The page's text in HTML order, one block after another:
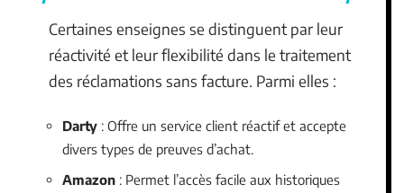
Certaines enseignes se distinguent par leur
réactivité et leur flexibilité dans le traitement
des réclamations sans facture. Parmi elles :
Darty : Offre un service client réactif et accepte
divers types de preuves d’achat.
Amazon : Permet l’accès facile aux historiques